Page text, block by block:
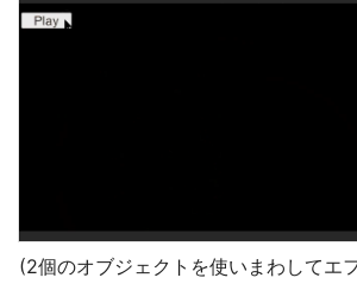
(2個のオブジェクトを使いまわしてエ